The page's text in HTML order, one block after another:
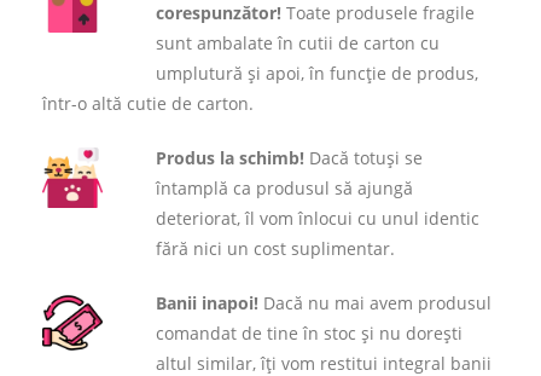
corespunzător! Toate produsele fragile
sunt ambalate în cutii de carton cu
umplutură și apoi, în funcție de produs,
într-o altă cutie de carton.
Produs la schimb! Dacă totuși se
întamplă ca produsul să ajungă
deteriorat, îl vom înlocui cu unul identic
fără nici un cost suplimentar.
Banii inapoi! Dacă nu mai avem produsul
comandat de tine în stoc și nu dorești
altul similar, îți vom restitui integral banii